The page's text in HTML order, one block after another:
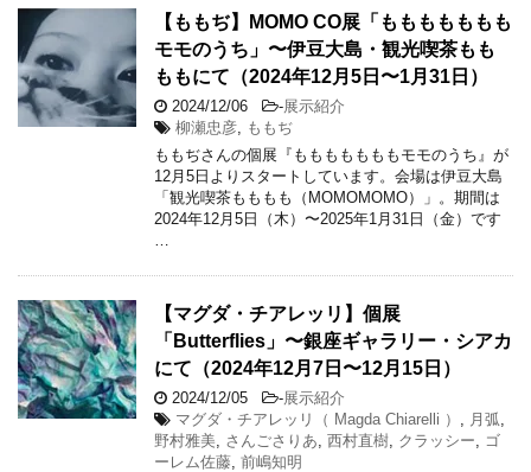
【ももぢ】MOMO CO展「ももももももも
モモのうち」〜伊豆大島・観光喫茶もも
ももにて（2024年12月5日〜1月31日）
2024/12/06 -展示紹介
柳瀬忠彦
ももぢ
ももぢさんの個展『もももももももモモのうち』が
12月5日よりスタートしています。会場は伊豆大島
「観光喫茶もももも（MOMOMOMO）」。期間は
2024年12月5日（木）〜2025年1月31日（金）です
【マグダ・チアレッリ】個展
「Butterflies」〜銀座ギャラリー・シアカ
にて（2024年12月7日〜12月15日）
2024/12/05 -展示紹介
マグダ・チアレッリ（ Magda Chiarelli ）
月弧
野村雅美
さんごさりあ 西村直樹 クラッシー
ゴ
ーレム佐藤 前嶋知明